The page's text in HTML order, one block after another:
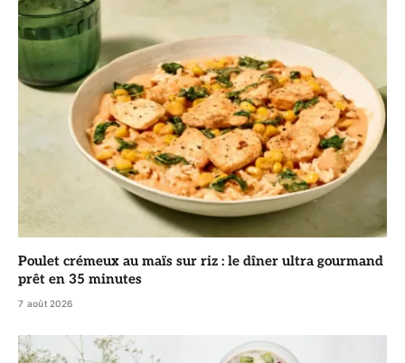
Poulet crémeux au maïs sur riz : le dîner ultra gourmand
prêt en 35 minutes
7 août 2026